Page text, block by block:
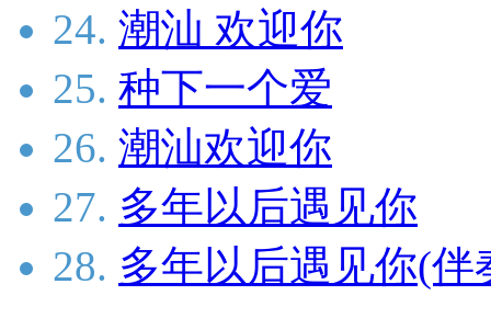
24. 潮汕 欢迎你
25. 种下一个爱
26. 潮汕欢迎你
27. 多年以后遇见你
28. 多年以后遇见你(伴